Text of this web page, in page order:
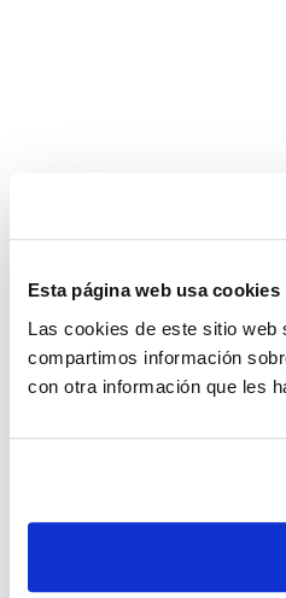
Esta página web usa cookies
Las cookies de este sitio
compartimos información
con otra información que les